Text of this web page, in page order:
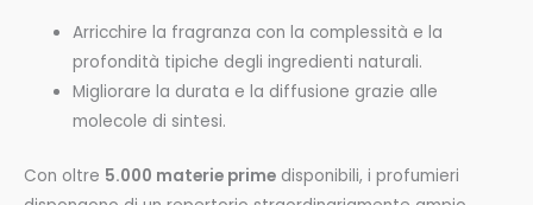
Arricchire la fragranza con la complessità e la
profondità tipiche degli ingredienti naturali.
Migliorare la durata e la diffusione grazie alle
molecole di sintesi.
Con oltre 5.000 materie prime disponibili, i profumieri